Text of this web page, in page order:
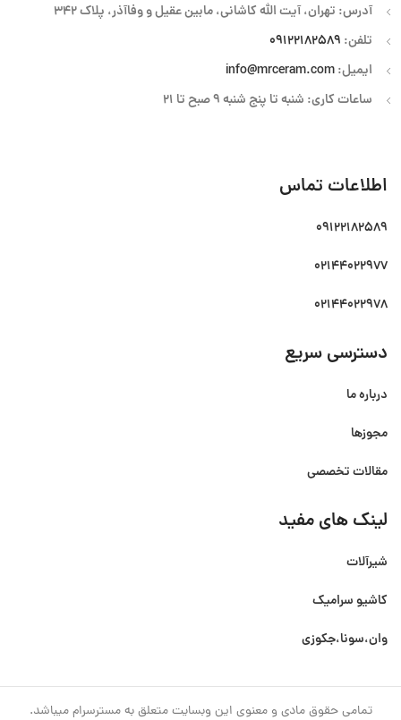
آدرس: تهران، آیت الله کاشانی، مابین عقیل و وفاآذر، پلاک 342
تلفن: 09122182589
ایمیل:info@mrceram.com
ساعات کاری: شنبه تا پنج شنبه 9 صبح تا 21
اطلاعات تماس
09122182589
02144022977
02144022978
دسترسی سریع
درباره ما
مجوزها
مقالات تخصصی
لینک های مفید
شیرآلات
کاشیو سرامیک
وان،سونا،جکوزی
تمامی حقوق مادی و معنوی این وبسایت متعلق به مسترسرام میباشد.